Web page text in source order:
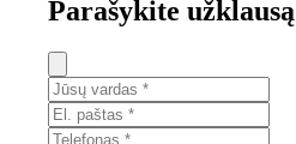
Parašykite užklausą